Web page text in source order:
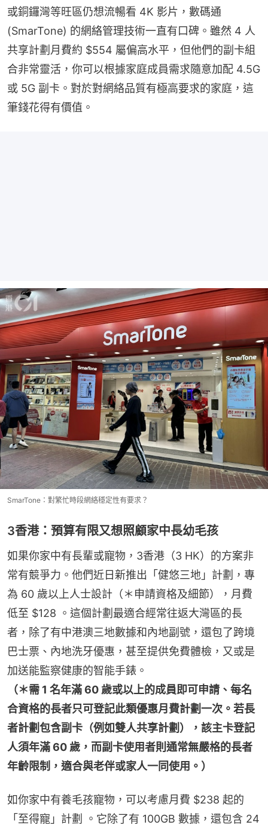
或銅鑼灣等旺區仍想流暢看 4K 影片，數碼通
(SmarTone) 的網絡管理技術一直有口碑。雖然 4 人
共享計劃月費約 $554 屬偏高水平，但他們的副卡組
合非常靈活，你可以根據家庭成員需求隨意加配 4.5G
或 5G 副卡。對於對網絡品質有極高要求的家庭，這
筆錢花得有價值。
SmarTone：對繁忙時段網絡穩定性有要求？
3香港：預算有限又想照顧家中長幼毛孩
如果你家中有長輩或寵物，3香港（3 HK）的方案非
常有競爭力。他們近日新推出「健悠三地」計劃，專
為 60 歲以上人士設計（＊申請資格及細節），月費
低至 $128 。這個計劃最適合經常往返大灣區的長
者，除了有中港澳三地數據和內地副號，還包了跨境
巴士票、內地洗牙優惠，甚至提供免費體檢，又或是
加送能監察健康的智能手錶。
（＊需 1 名年滿 60 歲或以上的成員即可申請、每名
合資格的長者只可登記此類優惠月費計劃一次。若長
者計劃包含副卡（例如雙人共享計劃），該主卡登記
人須年滿 60 歲，而副卡使用者則通常無嚴格的長者
年齡限制，適合與老伴或家人一同使用。）
如你家中有養毛孩寵物，可以考慮月費 $238 起的
「至得寵」計劃 。它除了有 100GB 數據，還包含 24